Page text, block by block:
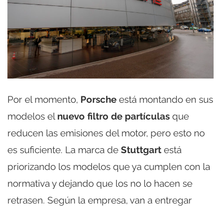
Por el momento, Porsche está montando en sus
modelos el nuevo filtro de partículas que
reducen las emisiones del motor, pero esto no
es suficiente. La marca de Stuttgart está
priorizando los modelos que ya cumplen con la
normativa y dejando que los no lo hacen se
retrasen. Según la empresa, van a entregar